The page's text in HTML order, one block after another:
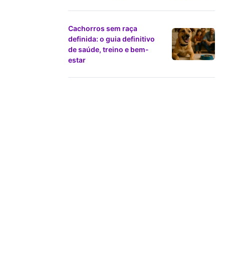
Cachorros sem raça
definida: o guia definitivo
de saúde, treino e bem-
estar